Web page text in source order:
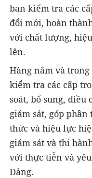
ban kiểm tra các
đổi mới, hoàn
với chất lượng,
lên.
Hàng năm và
kiểm tra các cấp
soát, bổ sung,
giám sát, góp
thức và hiệu lực
giám sát và thi
với thực tiễn và
Đảng.